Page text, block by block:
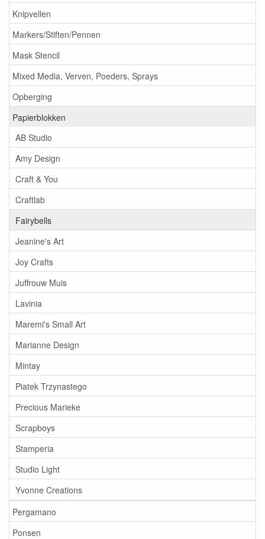
Knipvellen
Markers/Stiften/Pennen
Mask Stencil
Mixed Media, Verven, Poeders, Sprays
Opberging
Papierblokken
AB Studio
Amy Design
Craft & You
Craftlab
Fairybells
Jeanine's Art
Joy Crafts
Juffrouw Muis
Lavinia
Maremi's Small Art
Marianne Design
Mintay
Piatek Trzynastego
Precious Marieke
Scrapboys
Stamperia
Studio Light
Yvonne Creations
Pergamano
Ponsen